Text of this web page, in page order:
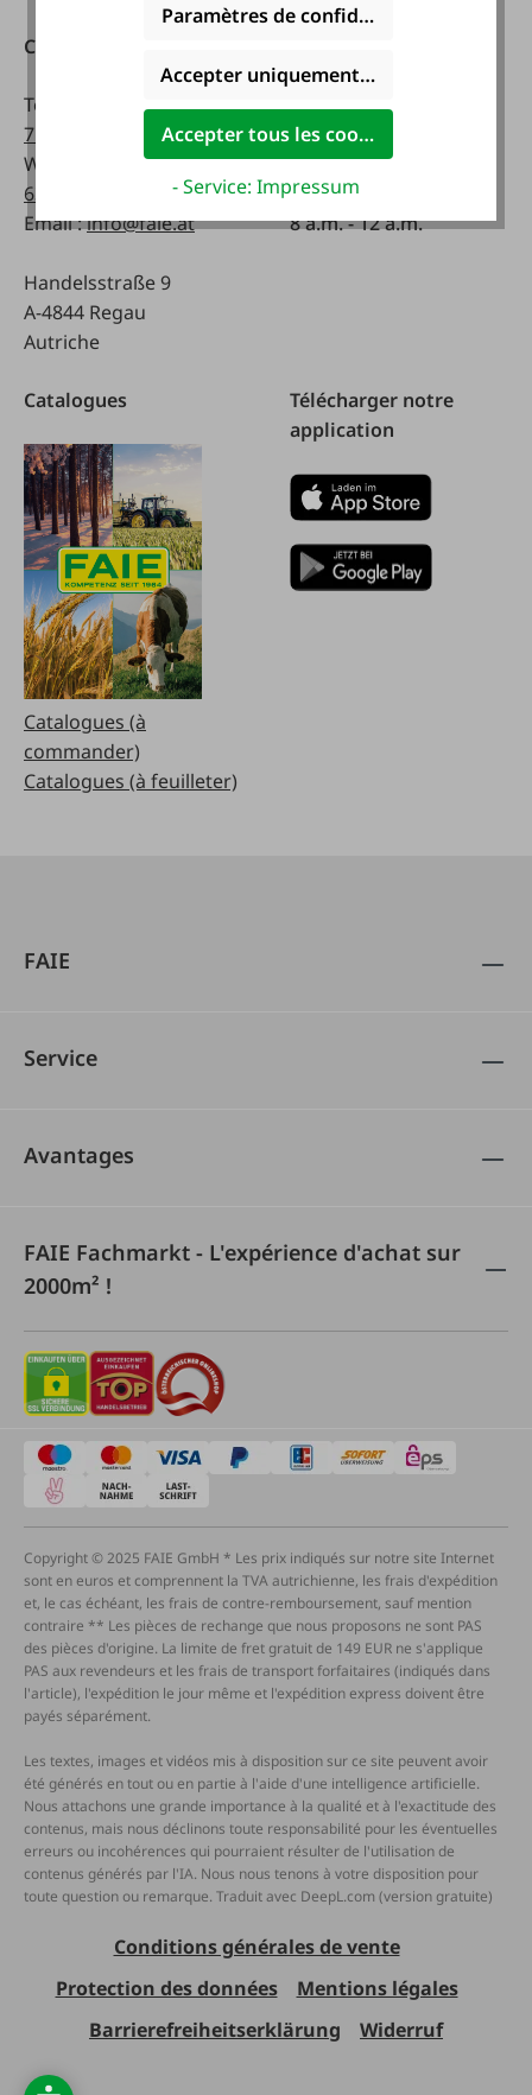
Contact
Téléphone :
0043 7672
716-0
WhatsApp :
0043 677
63514619
Email :info@faie.at
Handelsstraße 9
A-4844 Regau
Autriche
lundi - vendredi:
8 a.m. - 5 p.m
Samedi:
8 a.m. - 12 a.m.
Catalogues
Catalogues (à
commander)
Catalogues (à feuilleter)
Télécharger notre
application
FAIE
Service
Avantages
FAIE Fachmarkt - L'expérience d'achat sur
2000m² !
Copyright © 2025 FAIE GmbH * Les prix indiqués sur notre site Internet
sont en euros et comprennent la TVA autrichienne, les frais d'expédition
et, le cas échéant, les frais de contre-remboursement, sauf mention
contraire ** Les pièces de rechange que nous proposons ne sont PAS
des pièces d'origine. La limite de fret gratuit de 149 EUR ne s'applique
PAS aux revendeurs et les frais de transport forfaitaires (indiqués dans
l'article), l'expédition le jour même et l'expédition express doivent être
payés séparément.
Les textes, images et vidéos mis à disposition sur ce site peuvent avoir
été générés en tout ou en partie à l'aide d'une intelligence artificielle.
Nous attachons une grande importance à la qualité et à l'exactitude des
contenus, mais nous déclinons toute responsabilité pour les éventuelles
erreurs ou incohérences qui pourraient résulter de l'utilisation de
contenus générés par l'IA. Nous nous tenons à votre disposition pour
toute question ou remarque. Traduit avec DeepL.com (version gratuite)
Conditions générales de vente
Protection des données
Mentions légales
Barrierefreiheitserklärung
Widerruf
Paramètres de confidentialité
Accepter uniquement les cookies
Accepter tous les cookies
- Service: Impressum